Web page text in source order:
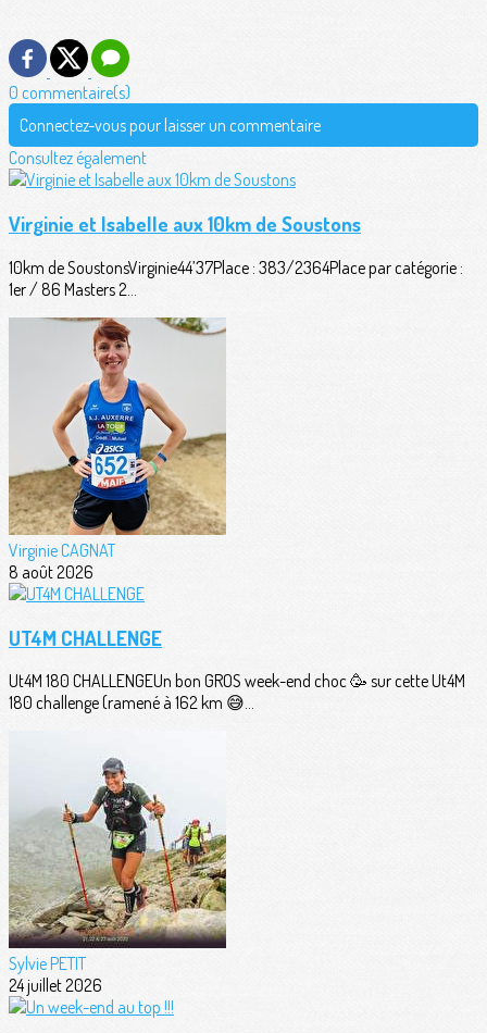
0 commentaire(s)
Connectez-vous pour laisser un commentaire
Consultez également
Virginie et Isabelle aux 10km de Soustons
10km de SoustonsVirginie44’37Place : 383/2364Place par catégorie :
1er / 86 Masters 2...
Virginie CAGNAT
8 août 2026
UT4M CHALLENGE
Ut4M 180 CHALLENGEUn bon GROS week-end choc 🥳 sur cette Ut4M
180 challenge (ramené à 162 km 😅...
Sylvie PETIT
24 juillet 2026